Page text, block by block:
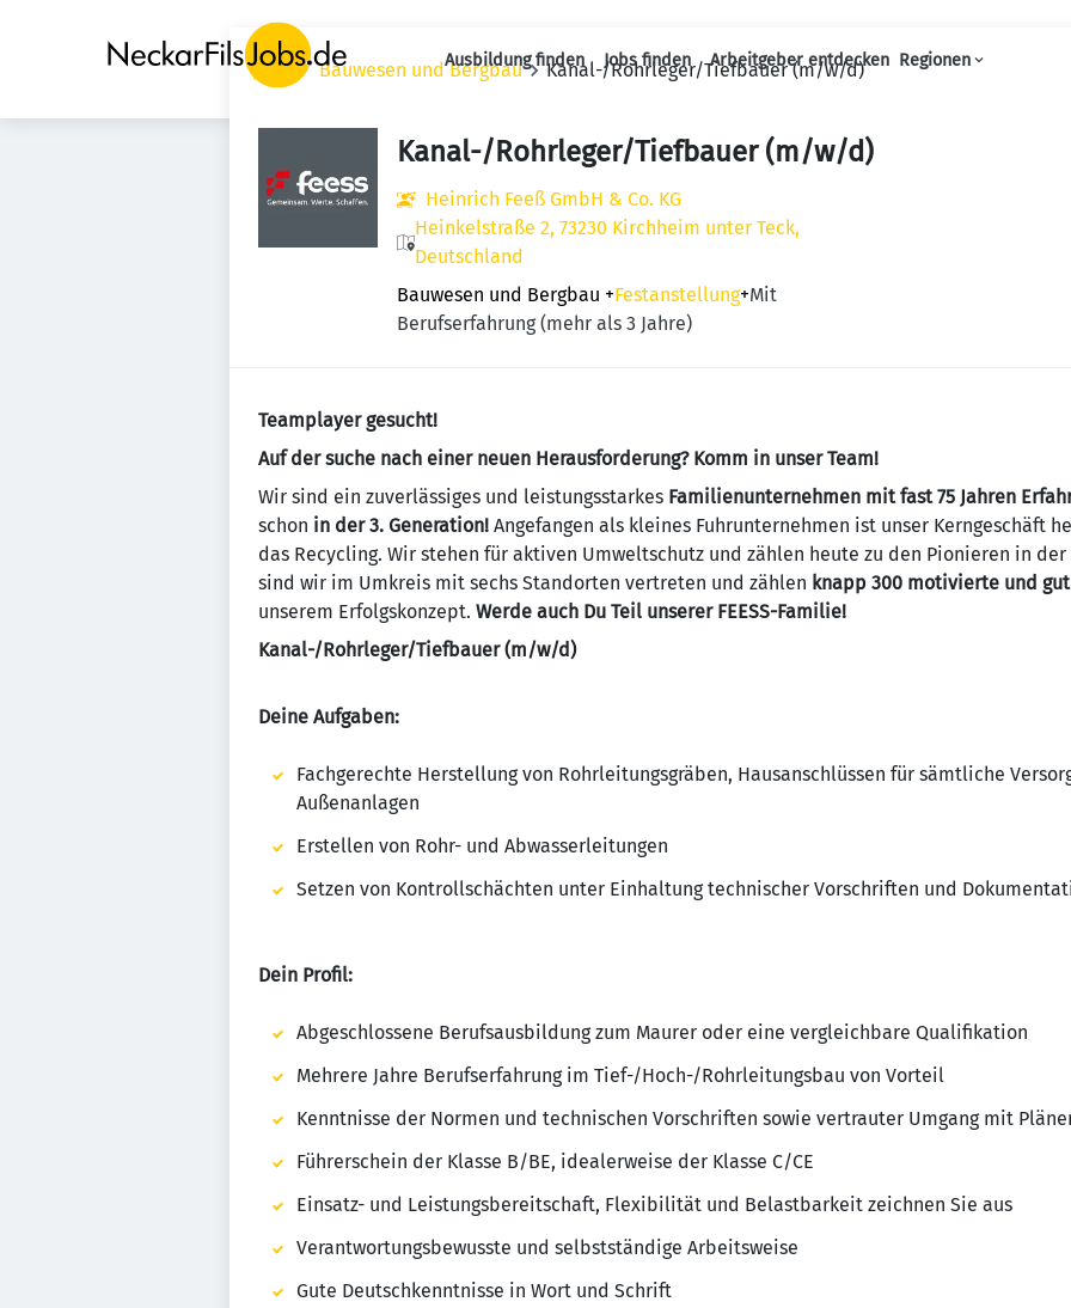
Haupt-Navigation
Ausbildung finden Jobs finden Arbeitgeber entdecken Regionen
Jobs Bauwesen und Bergbau Kanal-/Rohrleger/Tiefbauer (m/w/d)
Kanal-/Rohrleger/Tiefbauer (m/w/d)
Heinrich Feeß GmbH & Co. KG
Heinkelstraße 2, 73230 Kirchheim unter Teck,
Deutschland
Bauwesen und Bergbau +Festanstellung+Mit
Berufserfahrung (mehr als 3 Jahre)
Teamplayer gesucht!
Auf der suche nach einer neuen Herausforderung? Komm in unser Team!
Wir sind ein zuverlässiges und leistungsstarkes Familienunternehmen mit fast 75 Jahren
schon in der 3. Generation! Angefangen als kleines Fuhrunternehmen ist unser Kerngeschäft
das Recycling. Wir stehen für aktiven Umweltschutz und zählen heute zu den Pionieren in
sind wir im Umkreis mit sechs Standorten vertreten und zählen knapp 300 motivierte und
unserem Erfolgskonzept. Werde auch Du Teil unserer FEESS-Familie!
Kanal-/Rohrleger/Tiefbauer (m/w/d)
Deine Aufgaben:
Fachgerechte Herstellung von Rohrleitungsgräben, Hausanschlüssen für sämtliche
Außenanlagen
Erstellen von Rohr- und Abwasserleitungen
Setzen von Kontrollschächten unter Einhaltung technischer Vorschriften und
Dein Profil:
Abgeschlossene Berufsausbildung zum Maurer oder eine vergleichbare Qualifikation
Mehrere Jahre Berufserfahrung im Tief-/Hoch-/Rohrleitungsbau von Vorteil
Kenntnisse der Normen und technischen Vorschriften sowie vertrauter Umgang mit
Führerschein der Klasse B/BE, idealerweise der Klasse C/CE
Einsatz- und Leistungsbereitschaft, Flexibilität und Belastbarkeit zeichnen Sie aus
Verantwortungsbewusste und selbstständige Arbeitsweise
Gute Deutschkenntnisse in Wort und Schrift